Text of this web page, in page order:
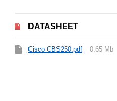
DATASHEET
Cisco CBS250.pdf 0.65 Mb